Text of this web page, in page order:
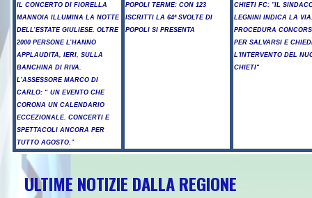
IL CONCERTO DI FIORELLA
MANNOIA ILLUMINA LA NOTTE
DELL’ESTATE GIULIESE. OLTRE
2000 PERSONE L’HANNO
APPLAUDITA, IERI, SULLA
BANCHINA DI RIVA.
L’ASSESSORE MARCO DI
CARLO: “ UN EVENTO CHE
CORONA UN CALENDARIO
ECCEZIONALE. CONCERTI E
SPETTACOLI ANCORA PER
TUTTO AGOSTO.”
POPOLI TERME: CON 123
ISCRITTI LA 64ª SVOLTE DI
POPOLI SI PRESENTA
CHIETI FC: "IL
LEGNINI INDICA LA
PROCEDURA
PER SALVARSI E
L'INTERVENTO DEL
CHIETI"
ULTIME NOTIZIE DALLA REGIONE